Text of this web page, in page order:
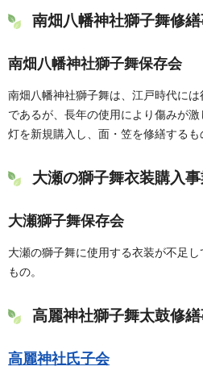
南畑八幡神社獅子舞修
南畑八幡神社獅子舞保存会
南畑八幡神社獅子舞は、江戸時代に
であるが、長年の使用により傷みが
灯を新規購入し、面・笠を修繕するも
大瀬の獅子舞衣装購入
大瀬獅子舞保存会
大瀬の獅子舞に使用する衣装が不足
もの。
高麗神社獅子舞太鼓修
高麗神社氏子会